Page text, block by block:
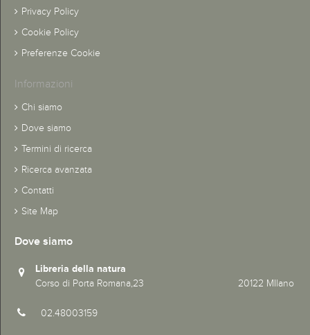
Privacy Policy
Cookie Policy
Preferenze Cookie
Informazioni
Chi siamo
Dove siamo
Termini di ricerca
Ricerca avanzata
Contatti
Site Map
Dove siamo
Libreria della natura
Corso di Porta Romana,23 20122 MIlano
02.48003159